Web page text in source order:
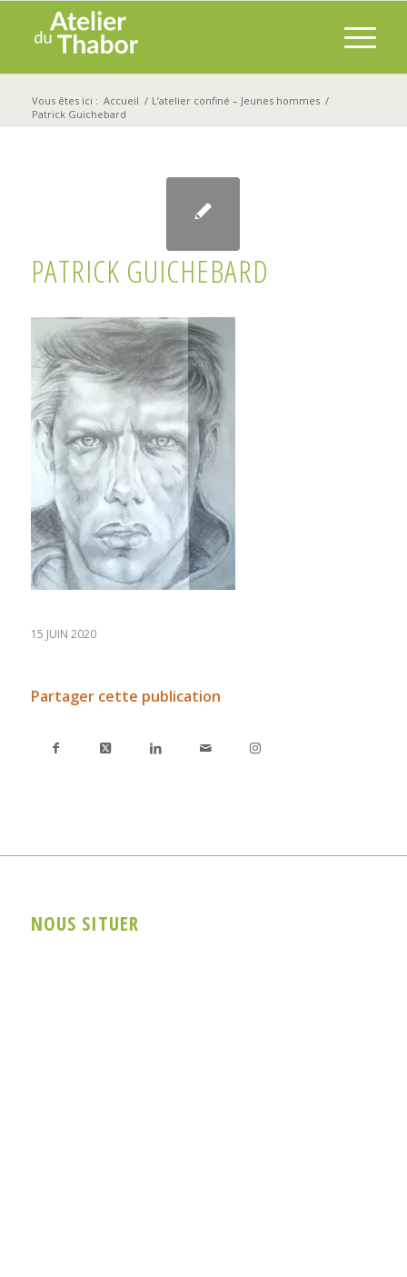
Vous êtes ici : Accueil / L’atelier confiné – Jeunes hommes /
Patrick Guichebard
PATRICK GUICHEBARD
15 JUIN 2020
Partager cette publication
NOUS SITUER